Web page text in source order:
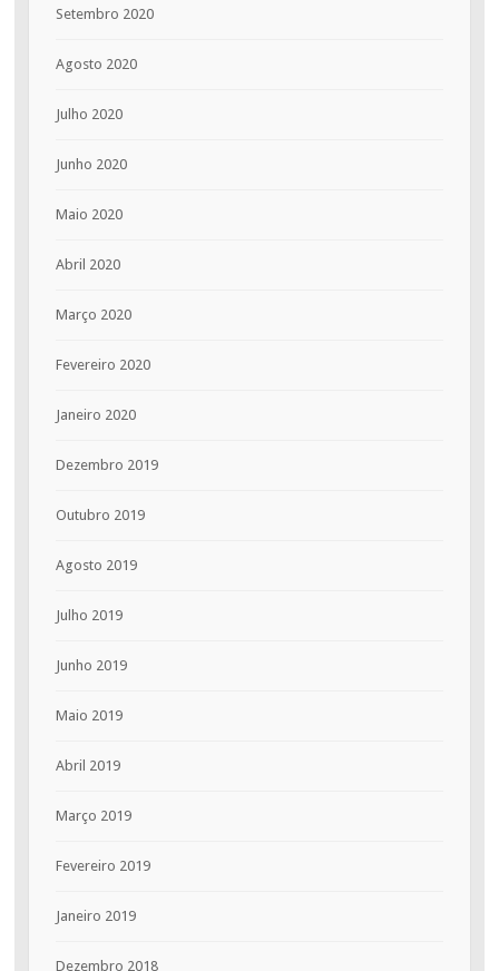
Setembro 2020
Agosto 2020
Julho 2020
Junho 2020
Maio 2020
Abril 2020
Março 2020
Fevereiro 2020
Janeiro 2020
Dezembro 2019
Outubro 2019
Agosto 2019
Julho 2019
Junho 2019
Maio 2019
Abril 2019
Março 2019
Fevereiro 2019
Janeiro 2019
Dezembro 2018